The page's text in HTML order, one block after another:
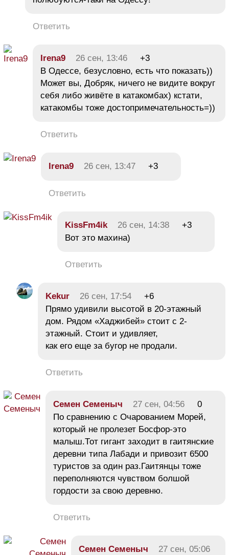
Ответить
Irena9 26 сен, 13:46
+3
В Одессе, безусловно, есть что показать))
Может вы, Добряк, ничего не видите вокруг
себя либо живёте в катакомбах) кстати,
катакомбы тоже достопримечательность=))
Ответить
Irena9 26 сен, 13:47 +3
Ответить
KissFm4ik 26 сен, 14:38
+3
Вот это махина)
Ответить
Kekur 26 сен, 17:54
+6
Прямо удивили высотой в 20-этажный
дом. Рядом «Хаджибей» стоит с 2-
этажный. Стоит и удивляет,
как его еще за бугор не продали.
Ответить
Семен Семеныч 27 сен, 04:56
0
По сравнению с Очарованием Морей,
который не пролезет Босфор-это
малыш.Тот гигант заходит в гаитянские
деревни типа Лабади и привозит 6500
туристов за один раз.Гаитянцы тоже
переполняются чувством болшой
гордости за свою деревню.
Ответить
Семен Семеныч 27 сен, 05:06